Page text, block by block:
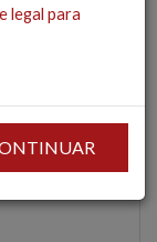
legal para